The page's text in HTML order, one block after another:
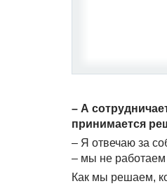
– А
принимается
– Я отвечаю за
– мы не работаем
Как мы решаем,